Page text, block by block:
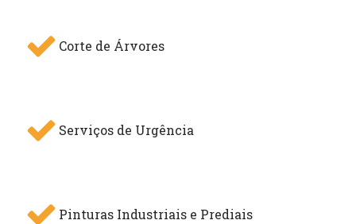
Corte de Árvores
Serviços de Urgência
Pinturas Industriais e Prediais